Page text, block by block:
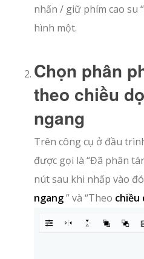
nhấn / giữ phím cao su
hình một.
Chọn phân
theo chiều
ngang
Trên công cụ ở đầu
được gọi là “Đã phân
nút sau khi nhấp vào
ngang” và “Theo chiều